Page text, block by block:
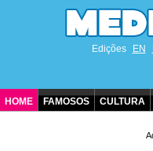
Edições EN
HOME FAMOSOS CULTURA